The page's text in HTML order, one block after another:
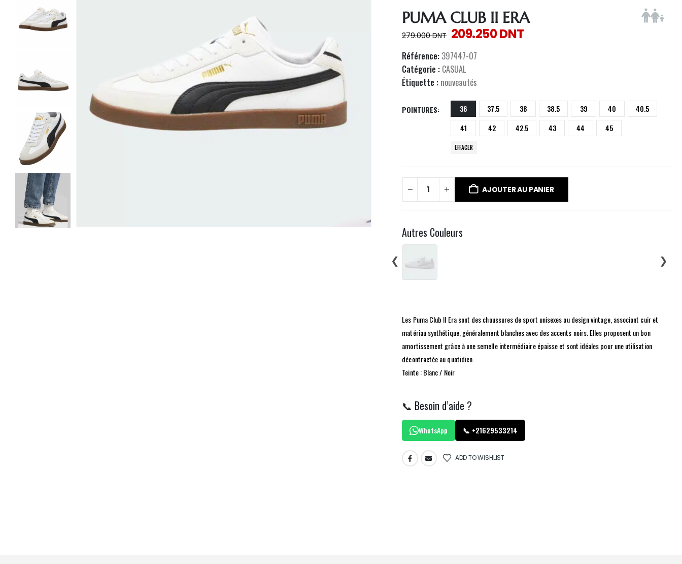
PUMA CLUB II ERA
279.000DNT 209.250DNT
Référence: 397447-07
Catégorie : CASUAL
Étiquette : nouveautés
POINTURES 36 37.5 38 38.5 39 40
40.5
41
42 42.5 43 44 45
EFFACER
AJOUTER AU PANIER
Autres Couleurs
❮
❯
Les Puma Club II Era sont des chaussures de sport unisexes au design vintage, associant cuir et
matériau synthétique, généralement blanches avec des accents noirs. Elles proposent un bon
amortissement grâce à une semelle intermédiaire épaisse et sont idéales pour une utilisation
décontractée au quotidien.
Teinte : Blanc / Noir
📞 Besoin d’aide ?
WhatsApp 📞 +21629533214
ADD TO WISHLIST